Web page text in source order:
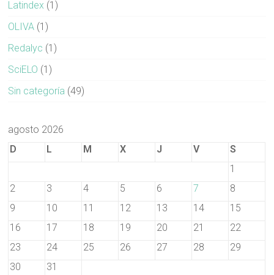
Latindex (1)
OLIVA (1)
Redalyc (1)
SciELO (1)
Sin categoría (49)
agosto 2026
D
L M X J V
S
1
2
3 4 5 6 7
8
9
10 11 12 13 14
15
16
17 18 19 20 21
22
23
24 25 26 27 28
29
30
31